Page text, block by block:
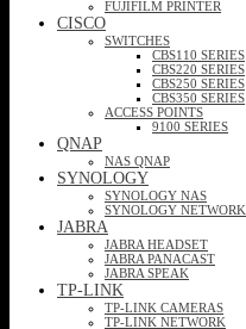
FUJIFILM PRINTER
CISCO
SWITCHES
CBS110 SERIES
CBS220 SERIES
CBS250 SERIES
CBS350 SERIES
ACCESS POINTS
9100 SERIES
QNAP
NAS QNAP
SYNOLOGY
SYNOLOGY NAS
SYNOLOGY NETWORK
JABRA
JABRA HEADSET
JABRA PANACAST
JABRA SPEAK
TP-LINK
TP-LINK CAMERAS
TP-LINK NETWORK